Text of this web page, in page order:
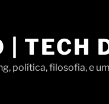
| TECH
política, filosofia, e